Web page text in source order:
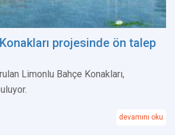
projesinde ön talep
Limonlu Bahçe Konakları,
devamını oku